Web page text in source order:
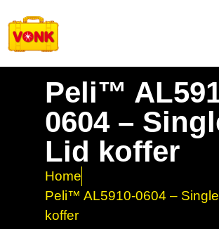
Peli™
0604 –
Lid koffer
Home
Peli™ AL5910-0604 –
koffer